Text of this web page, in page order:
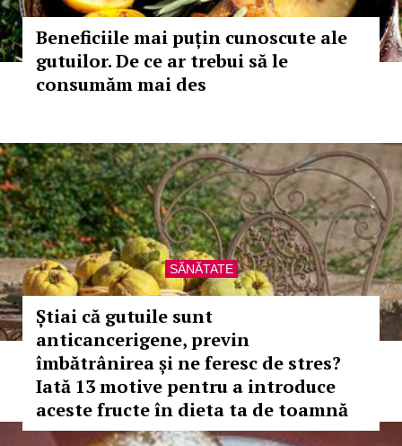
Beneficiile mai puțin cunoscute ale
gutuilor. De ce ar trebui să le
consumăm mai des
SĂNĂTATE
Știai că gutuile sunt
anticancerigene, previn
îmbătrânirea și ne feresc de stres?
Iată 13 motive pentru a introduce
aceste fructe în dieta ta de toamnă